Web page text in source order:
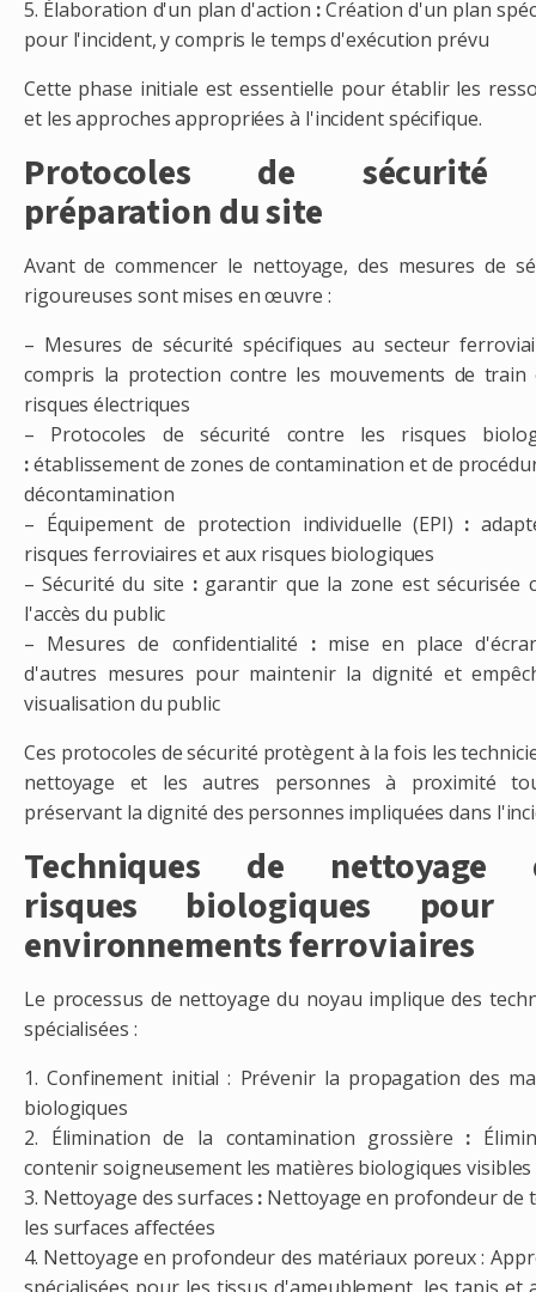
5. Élaboration d'un plan d'action :Création d'un plan
pour l'incident, y compris le temps d'exécution prévu
Cette phase initiale est essentielle pour établir les
et les approches appropriées à l'incident spécifique.
Protocoles de
préparation du site
Avant de commencer le nettoyage, des mesures de
rigoureuses sont mises en œuvre :
– Mesures de sécurité spécifiques au secteur
compris la protection contre les mouvements de train
risques électriques
– Protocoles de sécurité contre les risques
:établissement de zones de contamination et de
décontamination
– Équipement de protection individuelle (EPI) :
risques ferroviaires et aux risques biologiques
– Sécurité du site :garantir que la zone est sécurisée
l'accès du public
– Mesures de confidentialité :mise en place
d'autres mesures pour maintenir la dignité et
visualisation du public
Ces protocoles de sécurité protègent à la fois les
nettoyage et les autres personnes à proximité
préservant la dignité des personnes impliquées dans
Techniques de nettoyage
risques biologiques pour
environnements ferroviaires
Le processus de nettoyage du noyau implique des
spécialisées :
1. Confinement initial : Prévenir la propagation des
biologiques
2. Élimination de la contamination grossière :
contenir soigneusement les matières biologiques visibles
3. Nettoyage des surfaces : Nettoyage en profondeur de
les surfaces affectées
4. Nettoyage en profondeur des matériaux poreux :